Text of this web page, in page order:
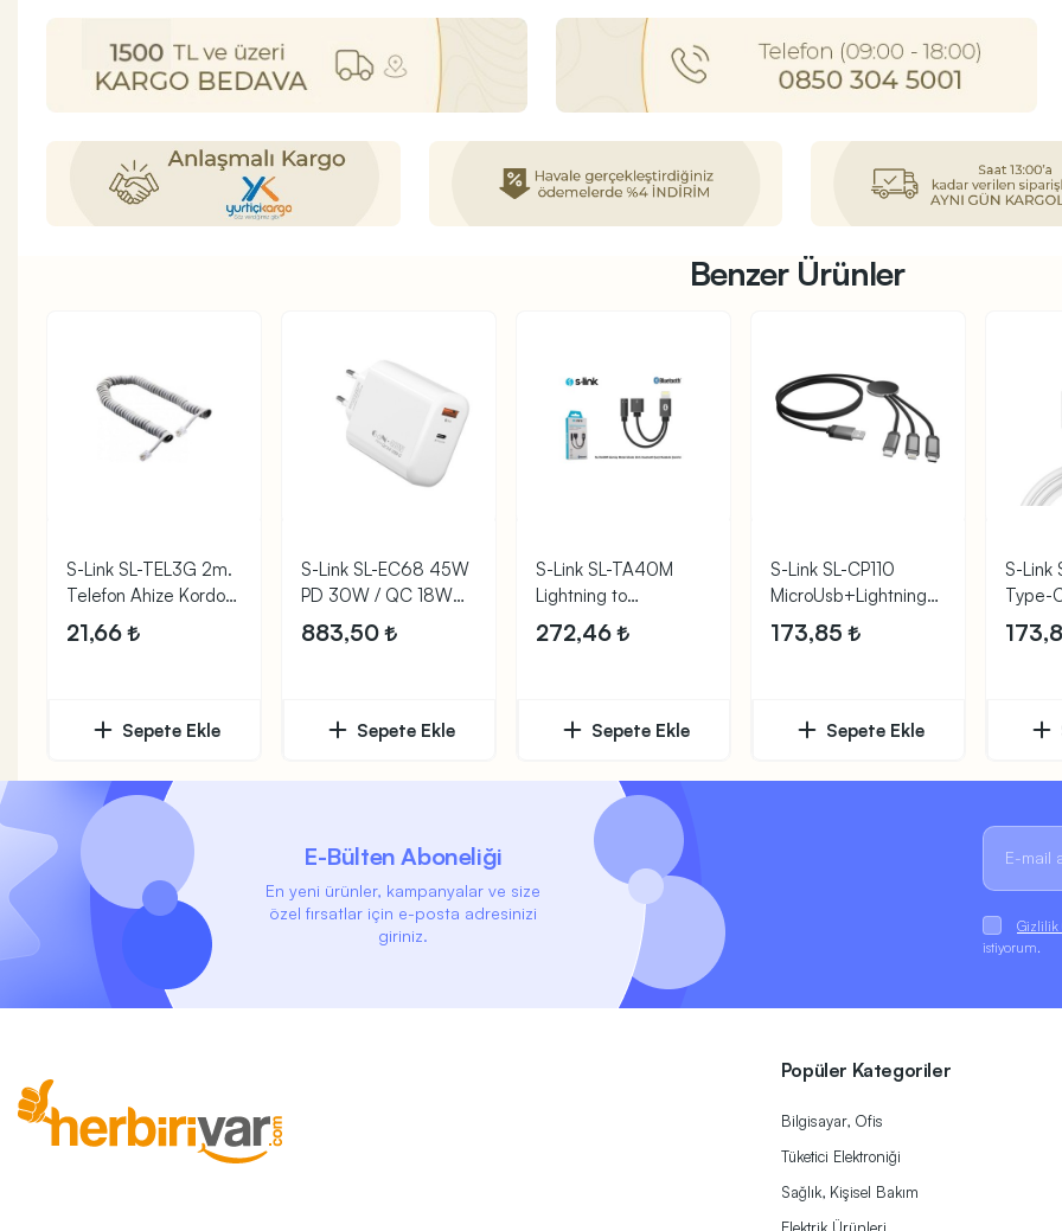
Benzer Ürünler
S-Link SL-TEL3G 2m.
Telefon Ahize Kordon
Gri
21,66
Sepete Ekle
S-Link SL-EC68 45W
PD 30W / QC 18W
Hızlı Şarj Adap
883,50
Sepete Ekle
S-Link SL-TA40M
Lightning to
Şarj+Kulaklık Çeviric
272,46
Sepete Ekle
S-Link SL-CP110
MicroUsb+Lightning+Type-
C 1m Şarj
173,85
Sepete Ekle
S-Link
Type-
Data
E-Bülten Aboneliği
En yeni ürünler, kampanyalar ve size
özel fırsatlar için e-posta adresinizi
giriniz.
Gizlilik
istiyorum.
Popüler Kategoriler
Bilgisayar, Ofis
Tüketici Elektroniği
Sağlık, Kişisel Bakım